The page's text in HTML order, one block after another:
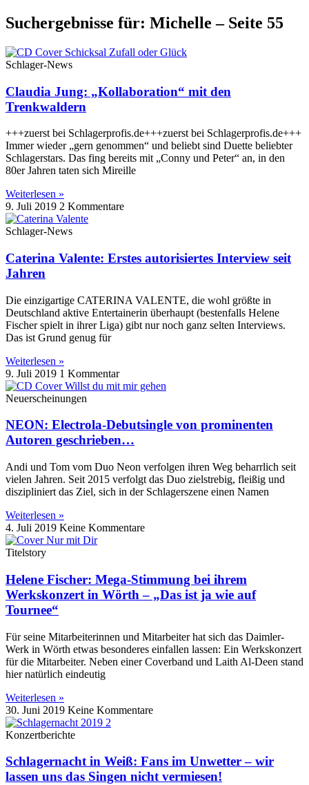
Suchergebnisse für: Michelle – Seite 55
Schlager-News
Claudia Jung: „Kollaboration“ mit den
Trenkwaldern
+++zuerst bei Schlagerprofis.de+++zuerst bei Schlagerprofis.de+++
Immer wieder „gern genommen“ und beliebt sind Duette beliebter
Schlagerstars. Das fing bereits mit „Conny und Peter“ an, in den
80er Jahren taten sich Mireille
Weiterlesen »
9. Juli 2019 2 Kommentare
Schlager-News
Caterina Valente: Erstes autorisiertes Interview seit
Jahren
Die einzigartige CATERINA VALENTE, die wohl größte in
Deutschland aktive Entertainerin überhaupt (bestenfalls Helene
Fischer spielt in ihrer Liga) gibt nur noch ganz selten Interviews.
Das ist Grund genug für
Weiterlesen »
9. Juli 2019 1 Kommentar
Neuerscheinungen
NEON: Electrola-Debutsingle von prominenten
Autoren geschrieben…
Andi und Tom vom Duo Neon verfolgen ihren Weg beharrlich seit
vielen Jahren. Seit 2015 verfolgt das Duo zielstrebig, fleißig und
diszipliniert das Ziel, sich in der Schlagerszene einen Namen
Weiterlesen »
4. Juli 2019 Keine Kommentare
Titelstory
Helene Fischer: Mega-Stimmung bei ihrem
Werkskonzert in Wörth – „Das ist ja wie auf
Tournee“
Für seine Mitarbeiterinnen und Mitarbeiter hat sich das Daimler-
Werk in Wörth etwas besonderes einfallen lassen: Ein Werkskonzert
für die Mitarbeiter. Neben einer Coverband und Laith Al-Deen stand
hier natürlich eindeutig
Weiterlesen »
30. Juni 2019 Keine Kommentare
Konzertberichte
Schlagernacht in Weiß: Fans im Unwetter – wir
lassen uns das Singen nicht vermiesen!